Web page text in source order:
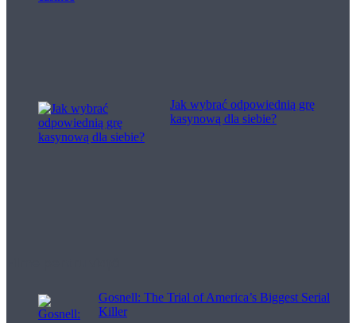
Jak wybrać odpowiednią grę
kasynową dla siebie?
Gosnell: The Trial of America’s Biggest Serial
Killer